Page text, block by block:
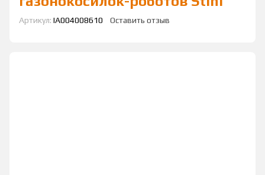
Артикул: IA004008610 Оставить отзыв